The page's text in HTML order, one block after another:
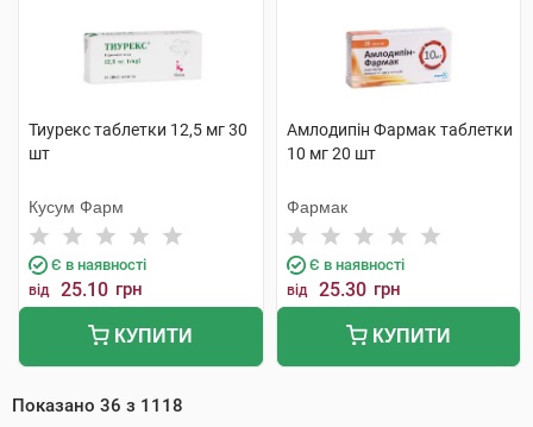
Тиурекс таблетки 12,5 мг 30
шт
Кусум Фарм
Є в наявності
від 25.10 грн
КУПИТИ
Амлодипін Фармак таблетки
10 мг 20 шт
Фармак
Є в наявності
від 25.30 грн
КУПИТИ
Показано 36 з 1118